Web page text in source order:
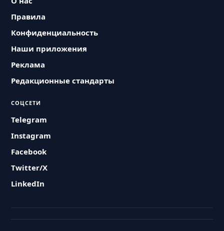
Правила
Конфиденциальность
Наши приложения
Реклама
Редакционные стандарты
СОЦСЕТИ
Telegram
Instagram
Facebook
Twitter/X
LinkedIn